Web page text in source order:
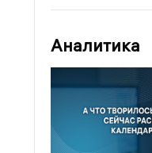
Аналитика